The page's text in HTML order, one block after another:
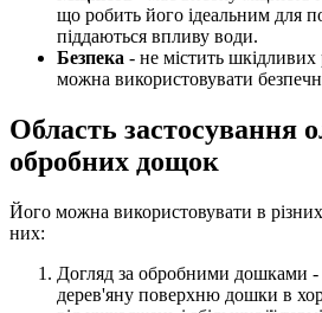
що робить його ідеальним для
піддаються впливу води.
Безпека - не містить
можна використовувати
Область застосування
обробних дощок
Його можна використовувати в різних
них:
Догляд за обробними дошками -
дерев'яну поверхню дошки в